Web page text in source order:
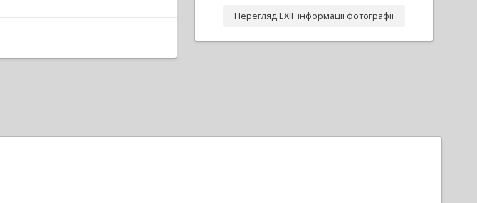
Перегляд EXIF інформації фотографії